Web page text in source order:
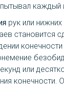
каждый
рук или
становится
конечности
или
конечности.